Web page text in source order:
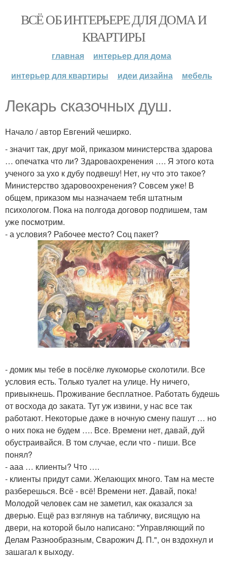
ВСЁ ОБ ИНТЕРЬЕРЕ ДЛЯ ДОМА И
КВАРТИРЫ
главная
интерьер для дома
интерьер для квартиры
идеи дизайна мебель
Лекарь сказочных душ.
Начало / автор Евгений чеширко.
- значит так, друг мой, приказом министерства здарова
… опечатка что ли? Здароваохренения …. Я этого кота
ученого за ухо к дубу подвешу! Нет, ну что это такое?
Министерство здаровоохренения? Совсем уже! В
общем, приказом мы назначаем тебя штатным
психологом. Пока на полгода договор подпишем, там
уже посмотрим.
- а условия? Рабочее место? Соц пакет?
- домик мы тебе в посёлке лукоморье сколотили. Все
условия есть. Только туалет на улице. Ну ничего,
привыкнешь. Проживание бесплатное. Работать будешь
от восхода до заката. Тут уж извини, у нас все так
работают. Некоторые даже в ночную смену пашут … но
о них пока не будем …. Все. Времени нет, давай, дуй
обустраивайся. В том случае, если что - пиши. Все
понял?
- ааа … клиенты? Что ….
- клиенты придут сами. Желающих много. Там на месте
разберешься. Всё - всё! Времени нет. Давай, пока!
Молодой человек сам не заметил, как оказался за
дверью. Ещё раз взглянув на табличку, висящую на
двери, на которой было написано: "Управляющий по
Делам Разнообразным, Сварожич Д. П.", он вздохнул и
зашагал к выходу.